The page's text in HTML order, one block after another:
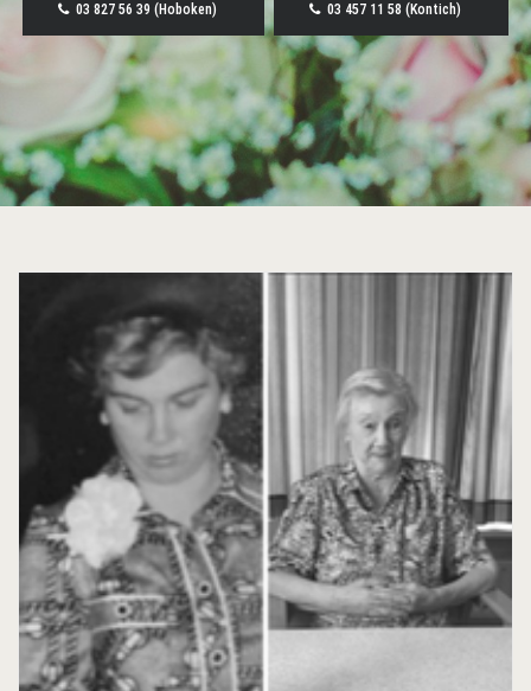
03 827 56 39 (Hoboken) 03 457 11 58 (Kontich)